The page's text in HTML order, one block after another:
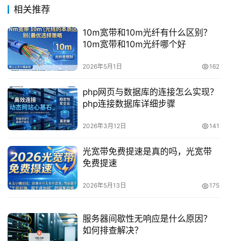
相关推荐
10m宽带和10m光纤有什么区别？
10m宽带和10m光纤哪个好
2026年5月1日 162
php网页与数据库的连接怎么实现？
php连接数据库详细步骤
2026年3月12日 141
光宽带免费提速是真的吗，光宽带
免费提速
2026年5月13日 175
服务器间歇性无响应是什么原因？
如何排查解决？